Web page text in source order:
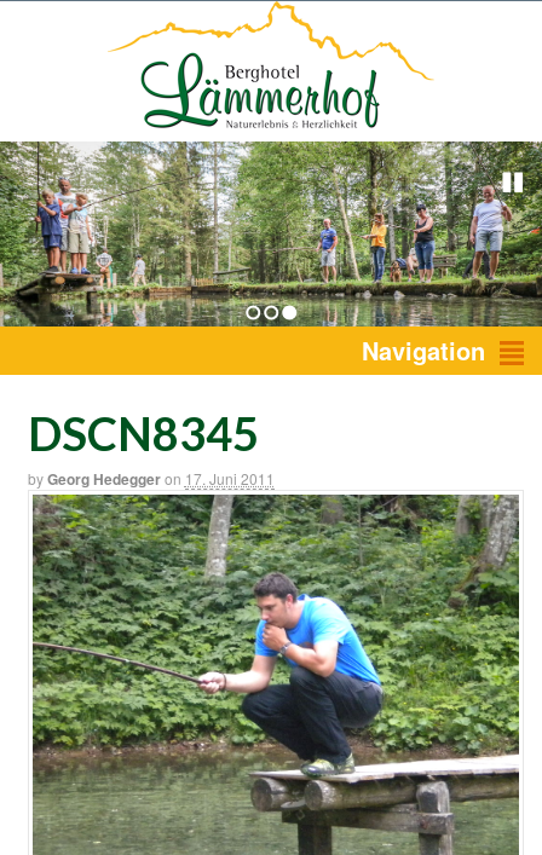
1 2 3 Navigation
DSCN8345
byGeorg Hedeggeron 17. Juni 2011